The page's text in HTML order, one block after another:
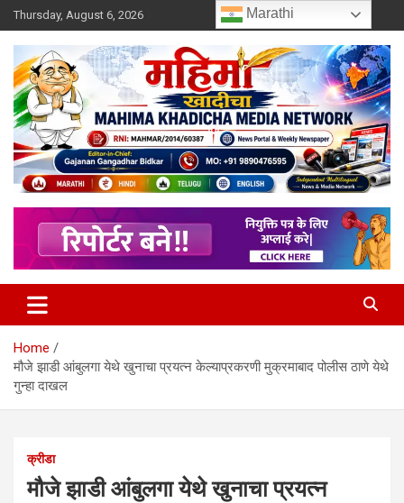
Skip
to
content
Thursday, August 6, 2026
Mahimakhadicha
Home
मौजे झाडी आंबुलगा येथे खुनाचा प्रयत्न केल्याप्रकरणी मुक्रमाबाद पोलीस ठाणे येथे
गुन्हा दाखल
क्रीडा
मौजे झाडी आंबुलगा येथे खुनाचा प्रयत्न
Marathi